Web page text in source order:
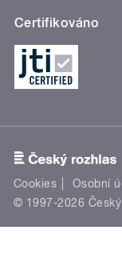
Certifikováno
Cookies Osobní
© 1997-2026